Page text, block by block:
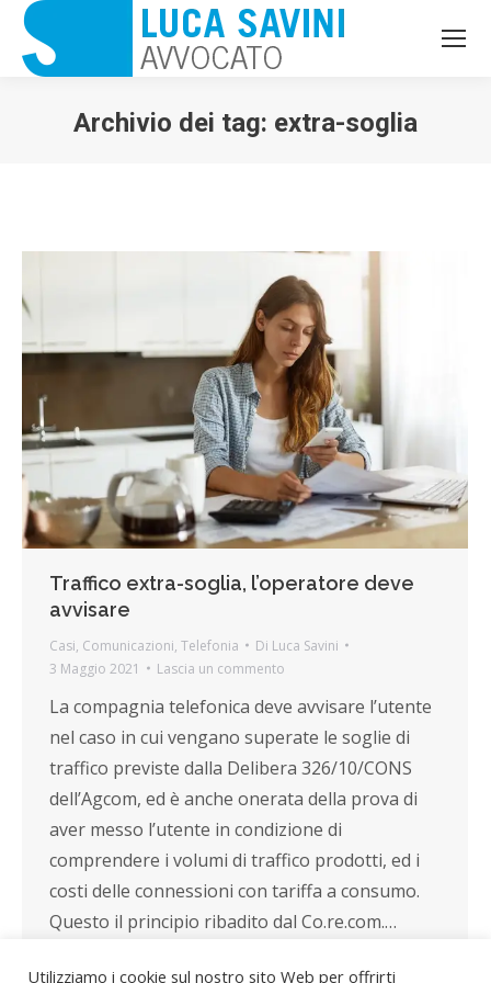
Archivio dei tag: extra-soglia
Traffico extra-soglia, l’operatore deve
avvisare
Casi, Comunicazioni, Telefonia Di Luca Savini
3 Maggio 2021
Lascia un commento
La compagnia telefonica deve avvisare l’utente
nel caso in cui vengano superate le soglie di
traffico previste dalla Delibera 326/10/CONS
dell’Agcom, ed è anche onerata della prova di
aver messo l’utente in condizione di
comprendere i volumi di traffico prodotti, ed i
costi delle connessioni con tariffa a consumo.
Questo il principio ribadito dal Co.re.com.…
Utilizziamo i cookie sul nostro sito Web per offrirti